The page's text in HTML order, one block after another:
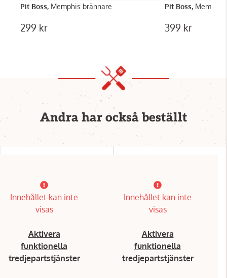
Pit Boss, Memphis brännare
299 kr
Pit Boss,
399 kr
Andra har också beställt
Innehållet kan inte
visas
Aktivera
funktionella
tredjepartstjänster
Innehållet kan inte
visas
Aktivera
funktionella
tredjepartstjänster